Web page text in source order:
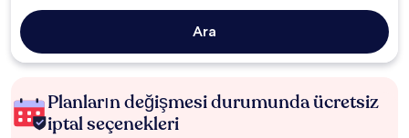
Ara
Planların değişmesi durumunda ücretsiz
iptal seçenekleri